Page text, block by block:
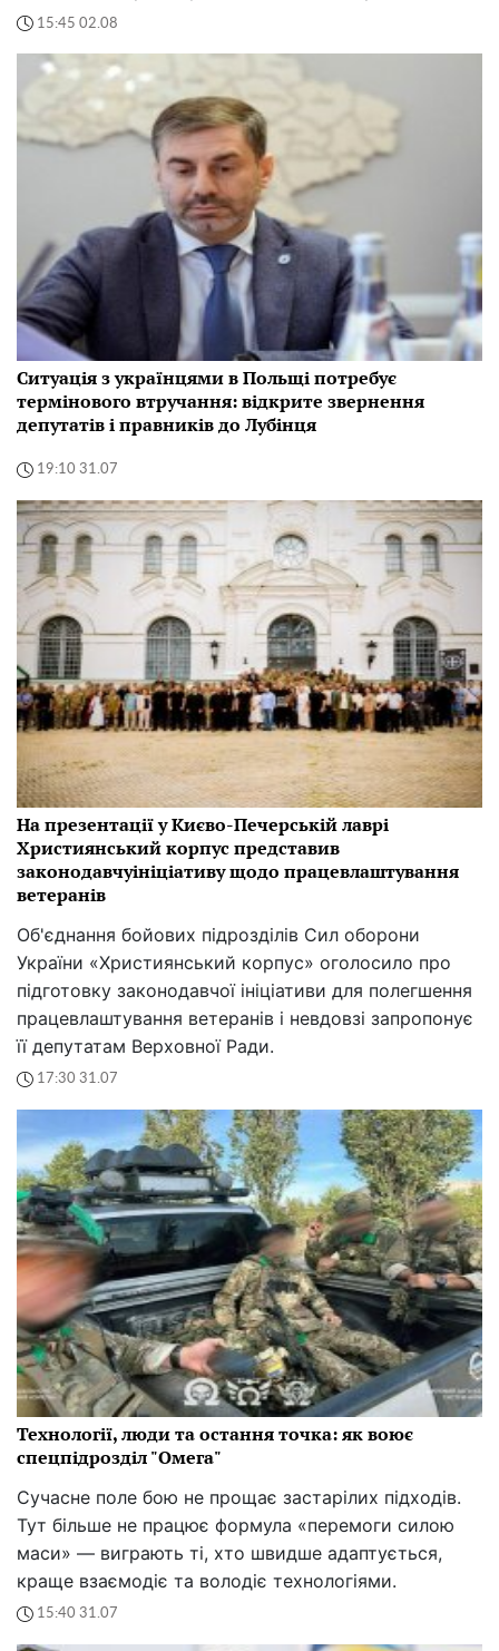
15:45 02.08
Ситуація з українцями в Польщі потребує
термінового втручання: відкрите звернення
депутатів і правників до Лубінця
19:10 31.07
На презентації у Києво-Печерській лаврі
Християнський корпус представив
законодавчуініціативу щодо працевлаштування
ветеранів
Об'єднання бойових підрозділів Сил оборони
України «Християнський корпус» оголосило про
підготовку законодавчої ініціативи для полегшення
працевлаштування ветеранів і невдовзі запропонує
її депутатам Верховної Ради.
17:30 31.07
Технології, люди та остання точка: як воює
спецпідрозділ "Омега"
Сучасне поле бою не прощає застарілих підходів.
Тут більше не працює формула «перемоги силою
маси» — виграють ті, хто швидше адаптується,
краще взаємодіє та володіє технологіями.
15:40 31.07